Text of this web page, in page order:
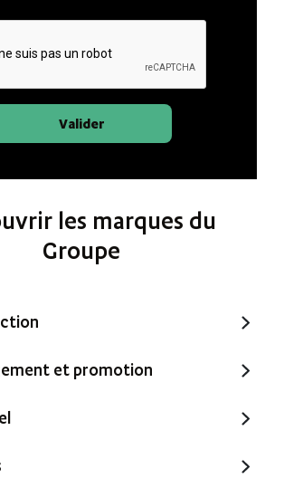
Valider
les marques du
Groupe
et promotion